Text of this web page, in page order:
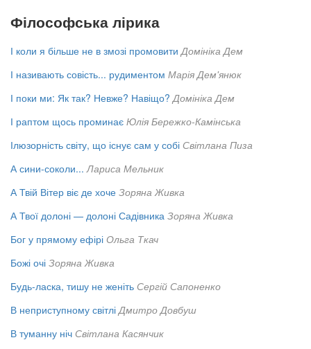
Філософська лірика
І коли я більше не в змозі промовити Домініка Дем
І називають совість... рудиментом Марія Дем'янюк
І поки ми: Як так? Невже? Навіщо? Домініка Дем
І раптом щось проминає Юлія Бережко-Камінська
Ілюзорність світу, що існує сам у собі Світлана Пиза
А сини-соколи... Лариса Мельник
А Твій Вітер віє де хоче Зоряна Живка
А Твої долоні — долоні Садівника Зоряна Живка
Бог у прямому ефірі Ольга Ткач
Божі очі Зоряна Живка
Будь-ласка, тишу не женіть Сергій Сапоненко
В неприступному світлі Дмитро Довбуш
В туманну ніч Світлана Касянчик